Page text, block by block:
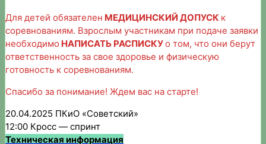
Для детей обязателен МЕДИЦИНСКИЙ ДОПУСК к
соревнованиям. Взрослым участникам при подаче заявки
необходимо НАПИСАТЬ РАСПИСКУо том, что они берут
ответственность за свое здоровье и физическую
готовность к соревнованиям.
Спасибо за понимание! Ждем вас на старте!
20.04.2025 ПКиО «Советский»
12:00 Кросс — спринт
Техническая информация